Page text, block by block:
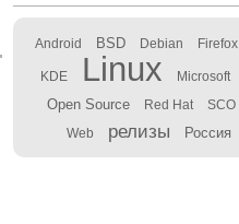
Android BSD Debian Firefox
KDE Linux Microsoft
Open Source Red Hat SCO
Web релизы Россия